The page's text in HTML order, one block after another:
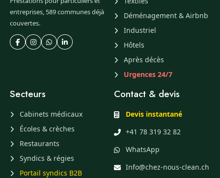
entreprises, 589 communes déjà
couvertes.
Déménagement & Airbnb
Industriel
Hôtels
Après décès
Urgences 24/7
Secteurs
Cabinets médicaux
Écoles & crèches
Restaurants
Syndics & régies
Portail syndics B2B
Contact & devis
Devis instantané
+41 78 319 32 82
WhatsApp
Info@chez-nous-clean.ch